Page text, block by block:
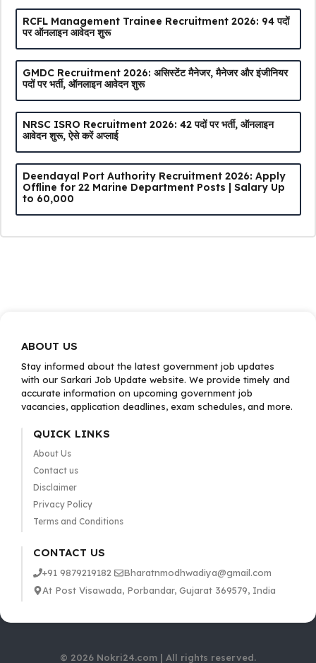
RCFL Management Trainee Recruitment 2026: 94 पदों
पर ऑनलाइन आवेदन शुरू
GMDC Recruitment 2026: असिस्टेंट मैनेजर, मैनेजर और इंजीनियर
पदों पर भर्ती, ऑनलाइन आवेदन शुरू
NRSC ISRO Recruitment 2026: 42 पदों पर भर्ती, ऑनलाइन
आवेदन शुरू, ऐसे करें अप्लाई
Deendayal Port Authority Recruitment 2026: Apply
Offline for 22 Marine Department Posts | Salary Up
to ₹60,000
ABOUT US
Stay informed about the latest government job updates
with our Sarkari Job Update website. We provide timely and
accurate information on upcoming government job
vacancies, application deadlines, exam schedules, and more.
QUICK LINKS
About Us
Contact us
Disclaimer
Privacy Policy
Terms and Conditions
CONTACT US
+91 9879219182
Bharatnmodhwadiya@gmail.com
At Post Visawada, Porbandar, Gujarat 369579, India
© 2026 Nokri24.com | All rights reserved.